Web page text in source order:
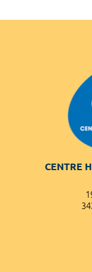
CENTRE